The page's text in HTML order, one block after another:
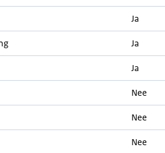
Ja
Ja
Ja
Nee
Nee
Nee